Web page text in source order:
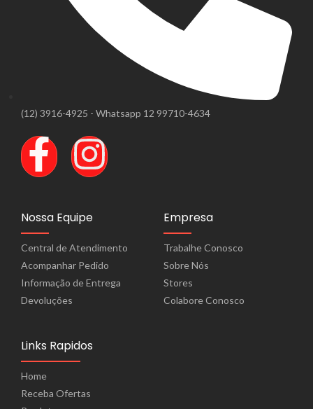
(12) 3916-4925 - Whatsapp 12 99710-4634
Nossa Equipe
Central de Atendimento
Acompanhar Pedido
Informação de Entrega
Devoluções
Empresa
Trabalhe Conosco
Sobre Nós
Stores
Colabore Conosco
Links Rapidos
Home
Receba Ofertas